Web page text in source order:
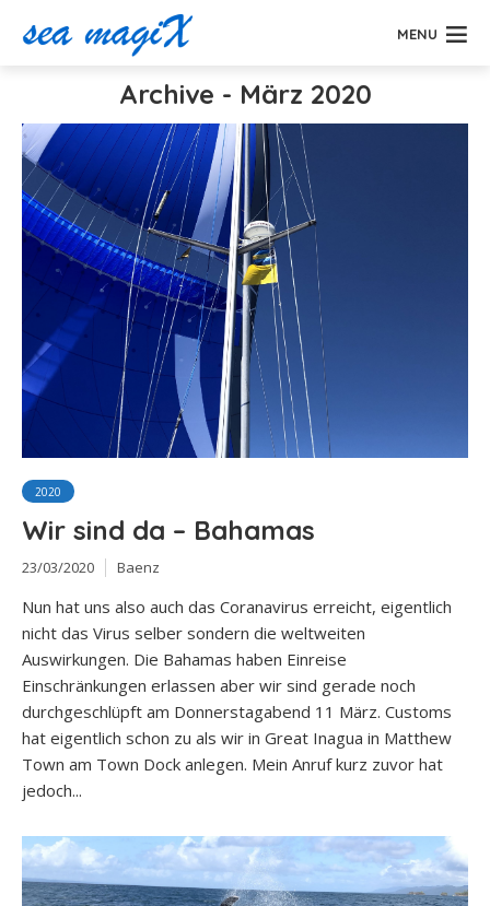
MENU
Archive - März 2020
2020
Wir sind da – Bahamas
23/03/2020 Baenz
Nun hat uns also auch das Coranavirus erreicht, eigentlich
nicht das Virus selber sondern die weltweiten
Auswirkungen. Die Bahamas haben Einreise
Einschränkungen erlassen aber wir sind gerade noch
durchgeschlüpft am Donnerstagabend 11 März. Customs
hat eigentlich schon zu als wir in Great Inagua in Matthew
Town am Town Dock anlegen. Mein Anruf kurz zuvor hat
jedoch...